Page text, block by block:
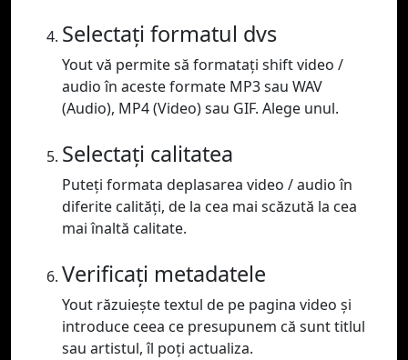
Selectați formatul dvs
Yout vă permite să formatați shift video /
audio în aceste formate MP3 sau WAV
(Audio), MP4 (Video) sau GIF. Alege unul.
Selectați calitatea
Puteți formata deplasarea video / audio în
diferite calități, de la cea mai scăzută la cea
mai înaltă calitate.
Verificați metadatele
Yout răzuiește textul de pe pagina video și
introduce ceea ce presupunem că sunt titlul
sau artistul, îl poți actualiza.